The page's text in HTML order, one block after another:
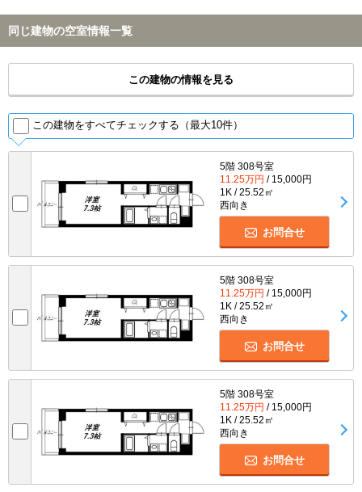
同じ建物の空室情報一覧
この建物の情報を見る
この建物をすべてチェックする（最大10件）
5階 308号室
11.25万円 / 15,000円
1K / 25.52㎡
西向き
お問合せ
5階 308号室
11.25万円 / 15,000円
1K / 25.52㎡
西向き
お問合せ
5階 308号室
11.25万円 / 15,000円
1K / 25.52㎡
西向き
お問合せ